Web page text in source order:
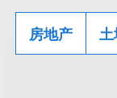
房地产